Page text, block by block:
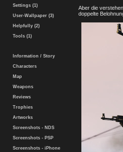
Settings (1)
User-Wallpaper (3)
Helpfully (2)
Tools (1)
Information / Story
Characters
Map
Weapons
Reviews
Trophies
Artworks
Screenshots - NDS
Screenshots - PSP
Screenshots - iPhone
Aber die
doppelte